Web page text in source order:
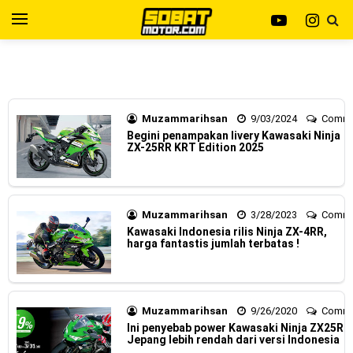
Kawasaki Indonesia resmi merilis KLE500 dan KLE500 SE
Yamaha Indonesia resmi merilis XMAX 250 model 2025
dikota Medan, kok bisa ?
Yamaha Indonesia Technician Grand Prix 2025 di
menangkan oleh Robet B Simanullang dari kota Medan !
Indonesia Technician Grand Prix Digelar, Lebih Dari 2
Dekade Komitmen Yamaha Cetak Teknisi Berkualitas Global
AHM Resmi merilis New Honda Beat 2025, warna lebih
mewah !
Muzammarihsan 9/03/2024
Begini penampakan livery Kawasaki Ninja
ZX-25RR KRT Edition 2025
Muzammarihsan 3/28/2023
Kawasaki Indonesia rilis Ninja ZX-4RR,
harga fantastis jumlah terbatas !
Muzammarihsan 9/26/2020
Ini penyebab power Kawasaki Ninja ZX25R
Jepang lebih rendah dari versi Indonesia